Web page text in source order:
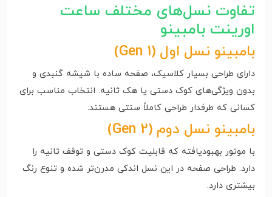
تفاوت نسل‌های مختلف ساعت
اورینت بامبینو
بامبینو نسل اول (Gen 1)
دارای طراحی بسیار کلاسیک، صفحه ساده با شیشه گنبدی و
بدون ویژگی‌های کوک دستی یا هک ثانیه. انتخاب مناسب برای
کسانی که طرفدار طراحی کاملاً سنتی هستند.
بامبینو نسل دوم (Gen 2)
با موتور بهبودیافته که قابلیت کوک دستی و توقف ثانیه را
دارد. طراحی صفحه در این نسل اندکی مدرن‌تر شده و تنوع رنگ
بیشتری دارد.